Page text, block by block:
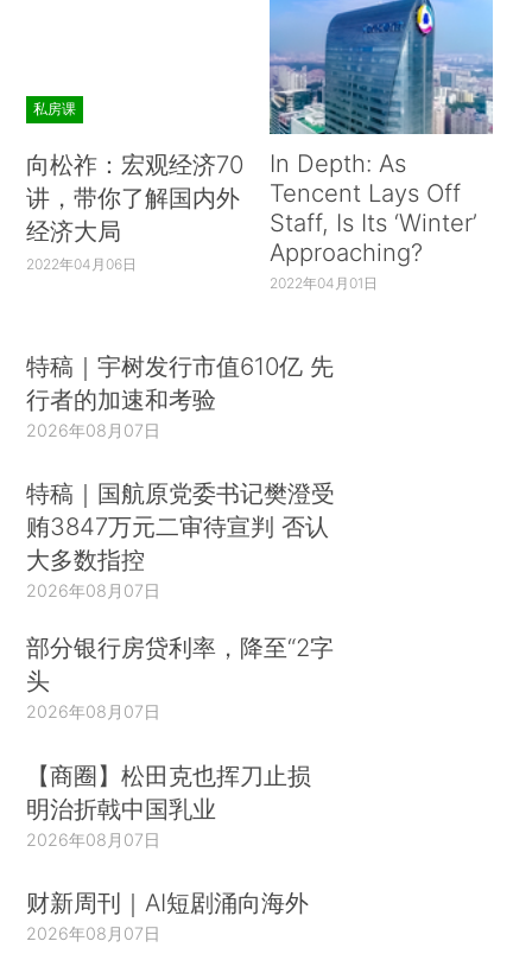
私房课
向松祚：宏观经济70
讲，带你了解国内外
经济大局
2022年04月06日
In Depth: As
Tencent Lays Off
Staff, Is Its ‘Winter’
Approaching?
2022年04月01日
特稿｜宇树发行市值610亿 先
行者的加速和考验
2026年08月07日
特稿｜国航原党委书记樊澄受
贿3847万元二审待宣判 否认
大多数指控
2026年08月07日
部分银行房贷利率，降至“2字
头
2026年08月07日
【商圈】松田克也挥刀止损
明治折戟中国乳业
2026年08月07日
财新周刊｜AI短剧涌向海外
2026年08月07日